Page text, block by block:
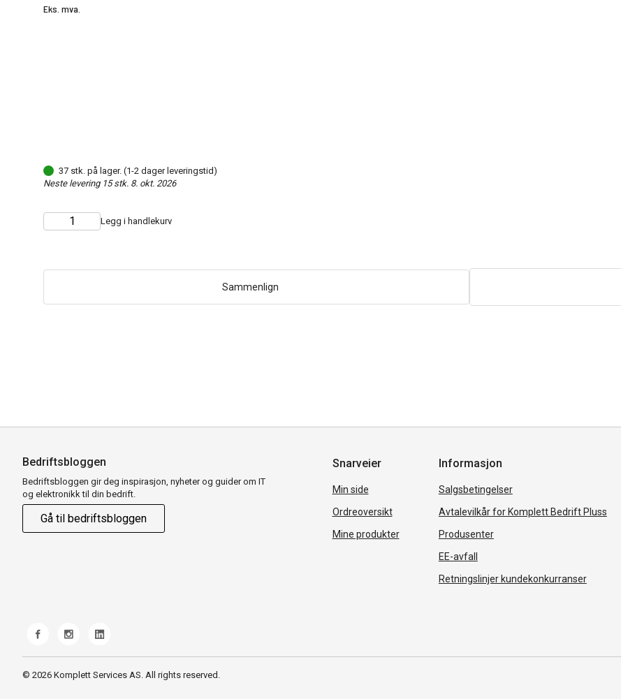
Eks. mva.
37 stk. på lager. (1-2 dager leveringstid)
Neste levering 15 stk. 8. okt. 2026
Choose
Quantity Legg i handlekurv
Sammenlign
Bedriftsbloggen
Bedriftsbloggen gir deg inspirasjon, nyheter og guider om IT
og elektronikk til din bedrift.
Gå til bedriftsbloggen
Snarveier
Min side
Ordreoversikt
Mine produkter
Informasjon
Salgsbetingelser
Avtalevilkår for Komplett Bedrift Pluss
Produsenter
EE-avfall
Retningslinjer kundekonkurranser
© 2026 Komplett Services AS. All rights reserved.